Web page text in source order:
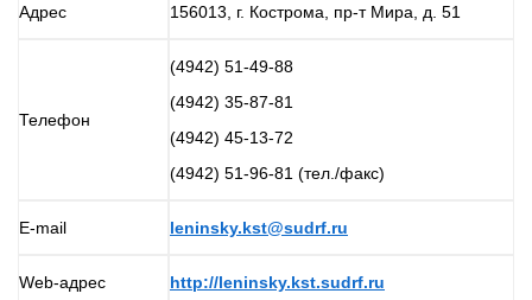
Адрес 156013, г. Кострома, пр-т Мира, д. 51
Телефон
(4942) 51-49-88
(4942) 35-87-81
(4942) 45-13-72
(4942) 51-96-81 (тел./факс)
E-mail leninsky.kst@sudrf.ru
Web-адрес http://leninsky.kst.sudrf.ru